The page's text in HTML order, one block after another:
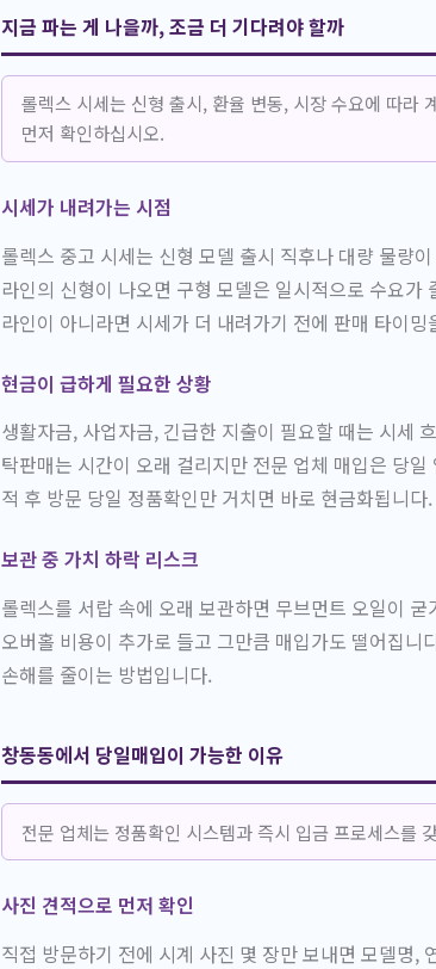
지금 파는 게 나을까, 조금 더 기다려야 할까
롤렉스 시세는 신형 출시, 환율 변동, 시장 수요에 따라
먼저 확인하십시오.
시세가 내려가는 시점
롤렉스 중고 시세는 신형 모델 출시 직후나 대량 물량
라인의 신형이 나오면 구형 모델은 일시적으로 수요
라인이 아니라면 시세가 더 내려가기 전에 판매 타이
현금이 급하게 필요한 상황
생활자금, 사업자금, 긴급한 지출이 필요할 때는 시세
탁판매는 시간이 오래 걸리지만 전문 업체 매입은 당
적 후 방문 당일 정품확인만 거치면 바로 현금화됩니다.
보관 중 가치 하락 리스크
롤렉스를 서랍 속에 오래 보관하면 무브먼트 오일이
오버홀 비용이 추가로 들고 그만큼 매입가도 떨어집
손해를 줄이는 방법입니다.
창동동에서 당일매입이 가능한 이유
전문 업체는 정품확인 시스템과 즉시 입금 프로세스를
사진 견적으로 먼저 확인
직접 방문하기 전에 시계 사진 몇 장만 보내면 모델명,